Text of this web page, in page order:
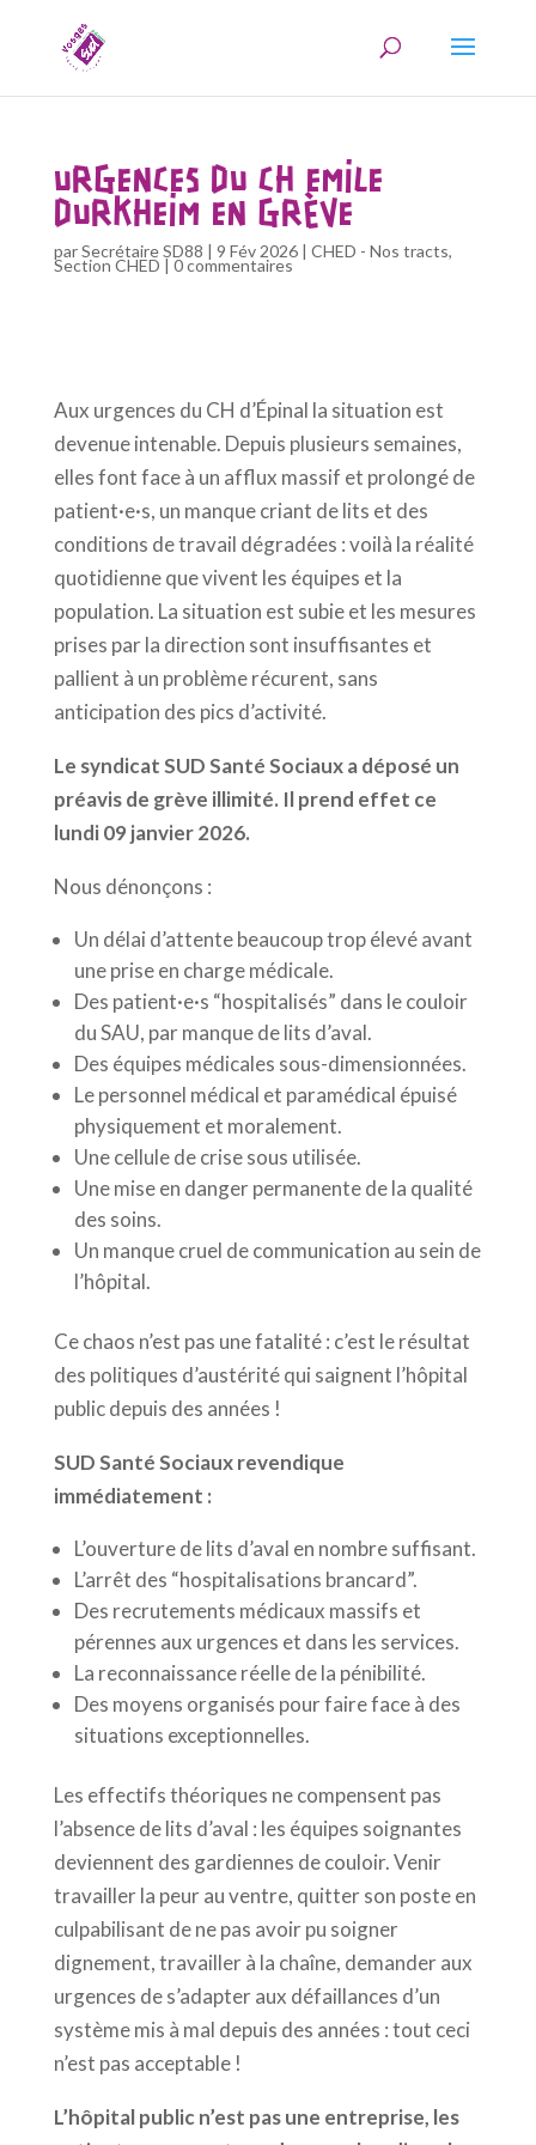
URGENCES DU CH EMILE
DURKHEIM EN GRÈVE
parSecrétaire SD88 | 9 Fév 2026| CHED - Nos tracts,
Section CHED | 0 commentaires
Aux urgences du CH d’Épinal la situation est
devenueintenable. Depuis plusieurs semaines,
elles font face à un afflux massif et prolongé de
patient·e·s, un manque criant de lits et des
conditions de travail dégradées : voilà la réalité
quotidienne que vivent les équipes et la
population. La situation est subie et les mesures
prises par la direction sont insuffisantes et
pallient à un problème récurent, sans
anticipation des pics d’activité.
Le syndicat SUD Santé Sociaux a déposé un
préavis de grève illimité. Il prend effet ce
lundi 09 janvier 2026.
Nous dénonçons :
Un délai d’attente beaucoup trop élevé avant
une prise en charge médicale.
Des patient·e·s “hospitalisés” dans le couloir
du SAU, par manque de lits d’aval.
Des équipes médicales sous-dimensionnées.
Le personnel médical et paramédical épuisé
physiquement et moralement.
Une cellule de crise sous utilisée.
Une mise en danger permanente de la qualité
des soins.
Un manque cruel de communication au sein de
l’hôpital.
Ce chaos n’est pas une fatalité : c’est le résultat
des politiques d’austéritéqui saignent l’hôpital
public depuis des années !
SUD Santé Sociaux revendique
immédiatement :
L’ouverture de lits d’aval en nombre suffisant.
L’arrêt des “hospitalisations brancard”.
Des recrutements médicaux massifs et
pérennes aux urgences et dans les services.
La reconnaissance réelle de la pénibilité.
Des moyens organisés pour faire face à des
situations exceptionnelles.
Les effectifs théoriques ne compensent pas
l’absence de lits d’aval : les équipes soignantes
deviennent des gardiennes de couloir. Venir
travailler la peur au ventre, quitter son poste en
culpabilisant de ne pas avoir pu soigner
dignement, travailler à la chaîne, demander aux
urgences de s’adapter aux défaillances d’un
système mis à mal depuis des années : tout ceci
n’est pas acceptable !
L’hôpital public n’est pas une entreprise, les